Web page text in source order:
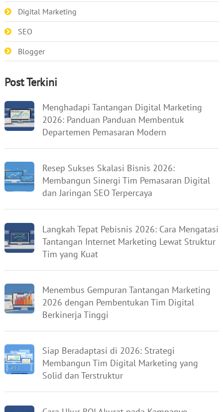
Digital Marketing
SEO
Blogger
Post Terkini
Menghadapi Tantangan Digital Marketing
2026: Panduan Panduan Membentuk
Departemen Pemasaran Modern
Resep Sukses Skalasi Bisnis 2026:
Membangun Sinergi Tim Pemasaran Digital
dan Jaringan SEO Terpercaya
Langkah Tepat Pebisnis 2026: Cara Mengatasi
Tantangan Internet Marketing Lewat Struktur
Tim yang Kuat
Menembus Gempuran Tantangan Marketing
2026 dengan Pembentukan Tim Digital
Berkinerja Tinggi
Siap Beradaptasi di 2026: Strategi
Membangun Tim Digital Marketing yang
Solid dan Terstruktur